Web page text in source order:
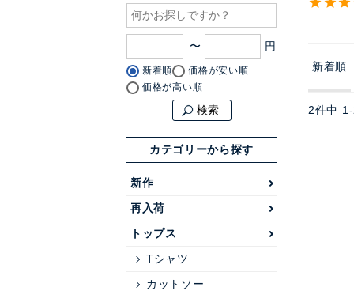
〜
新着順
価格が安い順
価格が高い順
検索
カテゴリーから探す
新作
再入荷
トップス
Tシャツ
カットソー
新着順
2件中 1 -